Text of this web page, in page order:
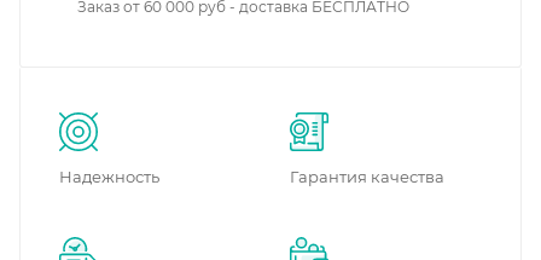
Заказ от 60 000 руб - доставка БЕСПЛАТНО
Надежность Гарантия качества